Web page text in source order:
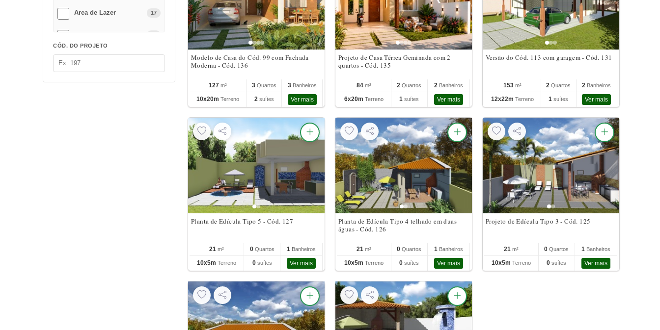
Area de Lazer 17
Closet 10
CÓD. DO PROJETO
Modelo de Casa do Cód. 99 com Fachada
Moderna - Cód. 136
127 m² 3 Quartos 3 Banheiros
10x20m Terreno 2 suítes Ver mais
Projeto de Casa Térrea Geminada com 2
quartos - Cód. 135
84 m² 2 Quartos 2 Banheiros
6x20m Terreno 1 suítes Ver mais
Versão do Cód. 113 com garagem - Cód. 131
153 m² 2 Quartos 2 Banheiros
12x22m Terreno 1 suítes Ver mais
Planta de Edícula Tipo 5 - Cód. 127
21 m² 0 Quartos 1 Banheiros
10x5m Terreno 0 suítes Ver mais
Planta de Edícula Tipo 4 telhado em duas
águas - Cód. 126
21 m² 0 Quartos 1 Banheiros
10x5m Terreno 0 suítes Ver mais
Projeto de Edícula Tipo 3 - Cód. 125
21 m² 0 Quartos 1 Banheiros
10x5m Terreno 0 suítes Ver mais